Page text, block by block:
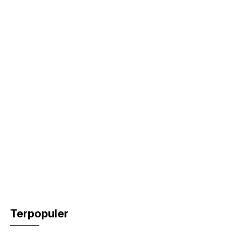
Terpopuler